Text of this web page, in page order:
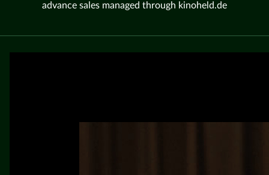
advance sales managed through kinoheld.de